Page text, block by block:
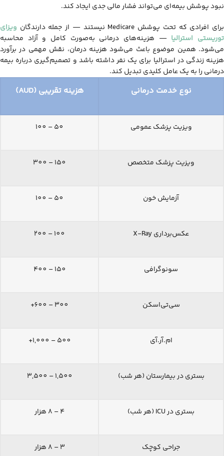
نبود پوشش بیمه‌ای می‌تواند فشار مالی جدی ایجاد کند.
برای افرادی که تحت پوشش Medicare نیستند — از جمله دارندگان
ویزای
توریستی استرالیا — هزینه‌های درمانی به‌صورت کامل و آزاد محاسبه
می‌شود. همین موضوع باعث می‌شود هزینه درمان، نقش مهمی در برآورد
هزینه زندگی در استرالیا برای یک نفر داشته باشد و تصمیم‌گیری درباره بیمه
درمانی را به یک عامل کلیدی تبدیل کند.
نوع خدمت درمانی هزینه تقریبی (AUD)
ویزیت پزشک عمومی 50 – 100
ویزیت پزشک متخصص 150 – 300
آزمایش خون 50 – 100
عکس‌برداری X-Ray 100 – 200
سونوگرافی 150 – 400
سی‌تی‌اسکن 300 – 600+
ام.آر.آی 500 – 1,000+
بستری در بیمارستان (هر شب) 1,500 – 3,500
بستری در ICU (هر شب) 4 – 8 هزار
جراحی کوچک 3 – 8 هزار